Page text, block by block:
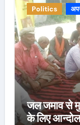
Politics
जल जमाव से
के लिए